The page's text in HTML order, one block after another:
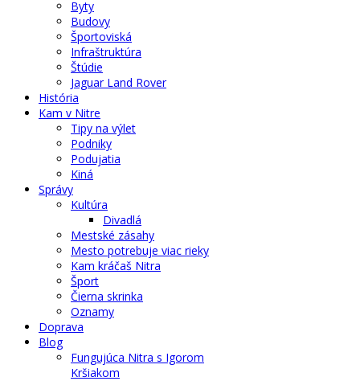
Byty
Budovy
Športoviská
Infraštruktúra
Štúdie
Jaguar Land Rover
História
Kam v Nitre
Tipy na výlet
Podniky
Podujatia
Kiná
Správy
Kultúra
Divadlá
Mestské zásahy
Mesto potrebuje viac rieky
Kam kráčaš Nitra
Šport
Čierna skrinka
Oznamy
Doprava
Blog
Fungujúca Nitra s Igorom
Kršiakom